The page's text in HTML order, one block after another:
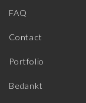
FAQ
Contact
Portfolio
Bedankt